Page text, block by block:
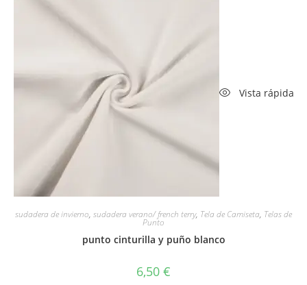
Vista rápida
sudadera de invierno, sudadera verano/ french terry, Tela de Camiseta, Telas de
Punto
punto cinturilla y puño blanco
6,50 €